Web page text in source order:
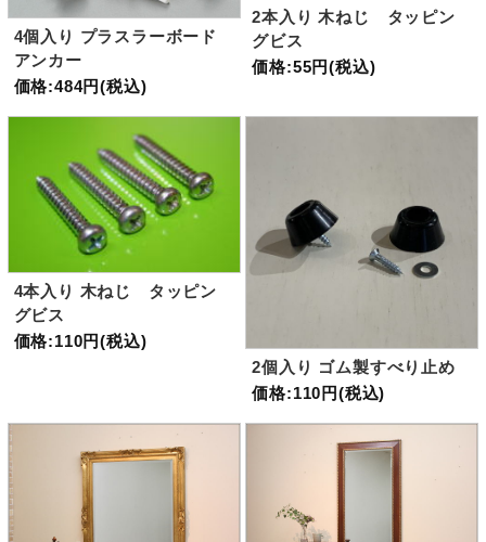
4個入り プラスラーボード
アンカー
価格:484円(税込)
2本入り 木ねじ タッピン
グビス
価格:55円(税込)
4本入り 木ねじ タッピン
グビス
価格:110円(税込)
2個入り ゴム製すべり止め
価格:110円(税込)